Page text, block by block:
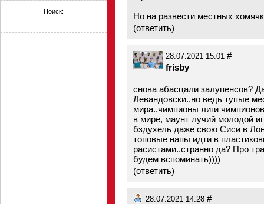
Но на развести местных
(ответить)
28.07.2021 15:01 #
frisby
снова абасцали залупенсов?
Левандовски..но ведь тупые
мира..чимпионы лиги
в мире, маунт лучий молодой
бздухель даже свою Сиси в
топовые напы идти в
расистами..странно да? Про
будем вспоминать))))
(ответить)
28.07.2021 14:28 #
Поиск: